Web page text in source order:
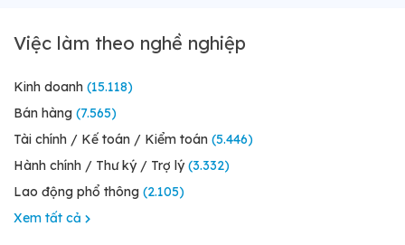
Việc làm theo nghề nghiệp
Kinh doanh (15.118)
Bán hàng (7.565)
Tài chính / Kế toán / Kiểm toán (5.446)
Hành chính / Thư ký / Trợ lý (3.332)
Lao động phổ thông (2.105)
Xem tất cả